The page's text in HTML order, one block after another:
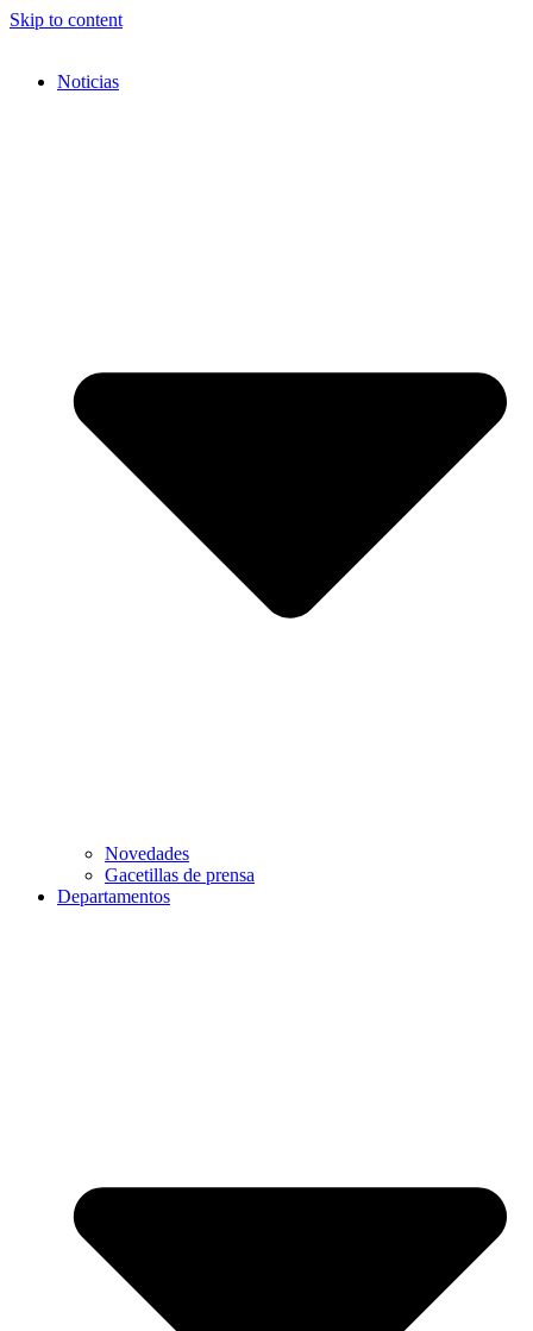
Skip to content
Noticias
Novedades
Gacetillas de prensa
Departamentos